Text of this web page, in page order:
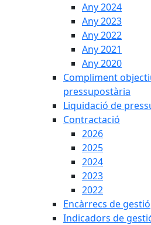
Any 2024
Any 2023
Any 2022
Any 2021
Any 2020
Compliment
pressupostària
Liquidació de
Contractació
2026
2025
2024
2023
2022
Encàrrecs de gestió
Indicadors de